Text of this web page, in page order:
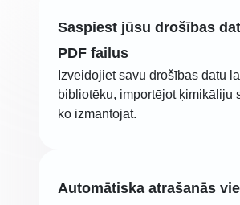
Saspiest jūsu drošības
PDF failus
Izveidojiet savu drošības datu
bibliotēku, importējot ķimikāliju
ko izmantojat.
Automātiska atrašanās